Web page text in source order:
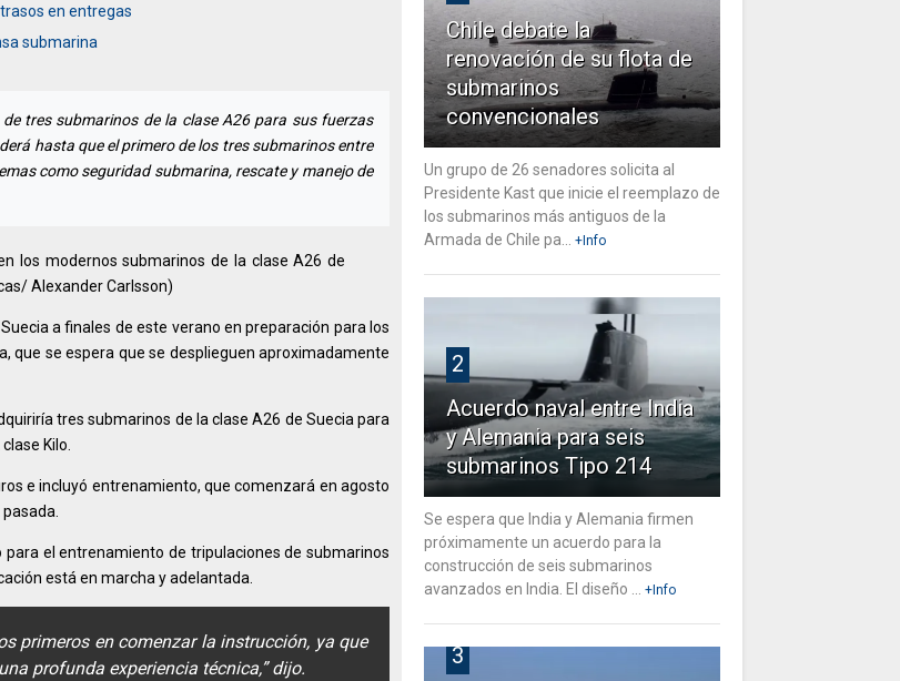
en entregas
submarina
tres submarinos de la clase A26 para sus fuerzas
hasta que el primero de los tres submarinos entre
como seguridad submarina, rescate y manejo de
los modernos submarinos de la clase A26 de
Alexander Carlsson)
a finales de este verano en preparación para los
que se espera que se desplieguen aproximadamente
tres submarinos de la clase A26 de Suecia para
Kilo.
e incluyó entrenamiento, que comenzará en agosto
el entrenamiento de tripulaciones de submarinos
está en marcha y adelantada.
primeros en comenzar la instrucción, ya que
profunda experiencia técnica,” dijo.
Chile debate la
renovación de su flota de
submarinos
convencionales
Un grupo de 26 senadores solicita al
Presidente Kast que inicie el reemplazo de
los submarinos más antiguos de la
Armada de Chile pa...
+Info
2
Acuerdo naval entre India
y Alemania para seis
submarinos Tipo 214
Se espera que India y Alemania firmen
próximamente un acuerdo para la
construcción de seis submarinos
avanzados en India. El diseño ...
+Info
3